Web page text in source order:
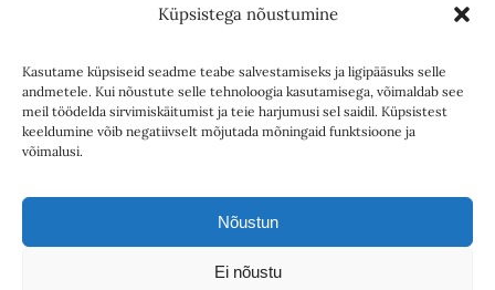
Küpsistega nõustumine
Kasutame küpsiseid seadme teabe salvestamiseks ja ligipääsuks selle
andmetele. Kui nõustute selle tehnoloogia kasutamisega, võimaldab see
meil töödelda sirvimiskäitumist ja teie harjumusi sel saidil. Küpsistest
keeldumine võib negatiivselt mõjutada mõningaid funktsioone ja
võimalusi.
Nõustun
Ei nõustu
Kultuurileht 1994-1997
Reede 1989-1990
Sirp ja Vasar 1940-1989
Teksti- ja andmekaeve